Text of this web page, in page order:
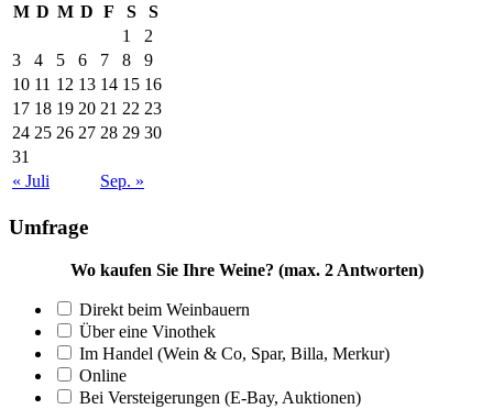
M D M D F S
S
1
2
3
4 5 6 7 8
9
10 11 12 13 14 15 16
17 18 19 20 21 22 23
24 25 26 27 28 29 30
31
« Juli
Sep. »
Umfrage
Wo kaufen Sie Ihre Weine? (max. 2 Antworten)
Direkt beim Weinbauern
Über eine Vinothek
Im Handel (Wein & Co, Spar, Billa, Merkur)
Online
Bei Versteigerungen (E-Bay, Auktionen)